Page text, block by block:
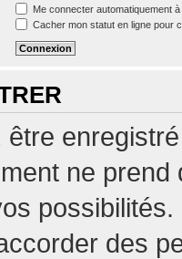
Me connecter automatiquement
Cacher mon statut en ligne pour
être
ne
possibilités.
des